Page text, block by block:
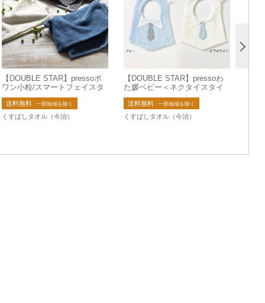
【DOUBLE STAR】pressoポ
ワン小粒/スマートフェイスタ
オル//日本製/今治タオル/ドラ
ム式洗濯機対応
送料無料 一部地域を除く
くすばしタオル（今治）
【DOUBLE STAR】pressoわ
た媛ベビー＜ネクタイスタイ
＞【日本製】 ※在庫限り
送料無料 一部地域を除く
くすばしタオル（今治）